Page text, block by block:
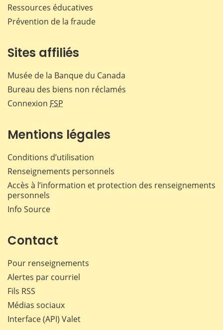
Ressources éducatives
Prévention de la fraude
Sites affiliés
Musée de la Banque du Canada
Bureau des biens non réclamés
Connexion FSP
Mentions légales
Conditions d’utilisation
Renseignements personnels
Accès à l’information et protection des renseignements
personnels
Info Source
Contact
Pour renseignements
Alertes par courriel
Fils RSS
Médias sociaux
Interface (API) Valet